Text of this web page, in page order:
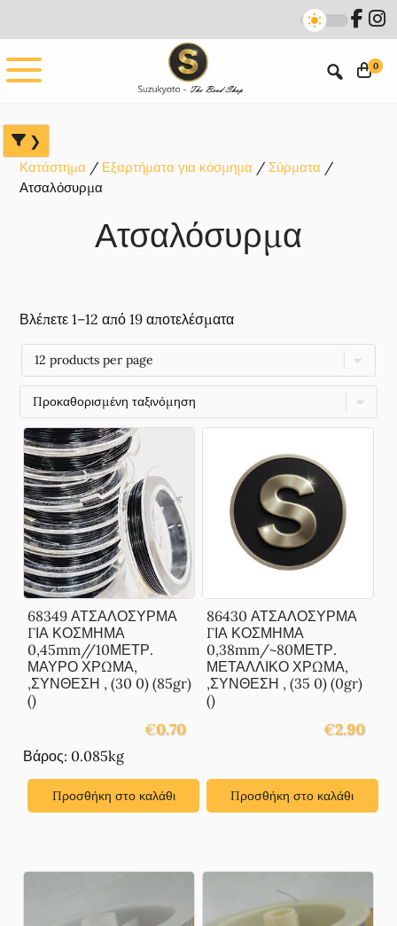
main
content
primary
sidebar
footer
0
Κατάστημα Εξαρτήματα για κόσμημα
Σύρματα
Ατσαλόσυρμα
Ατσαλόσυρμα
Βλέπετε 1–12 από 19 αποτελέσματα
68349 ΑΤΣΑΛΟΣΥΡΜΑ
ΓΙΑ ΚΟΣΜΗΜΑ
0,45mm//10ΜΕΤΡ.
ΜΑΥΡΟ ΧΡΩΜΑ,
,ΣΥΝΘΕΣΗ , (30 0) (85gr)
()
€0.70
Βάρος: 0.085kg
Προσθήκη στο καλάθι
86430 ΑΤΣΑΛΟΣΥΡΜΑ
ΓΙΑ ΚΟΣΜΗΜΑ
0,38mm/~80ΜΕΤΡ.
ΜΕΤΑΛΛΙΚΟ ΧΡΩΜΑ,
,ΣΥΝΘΕΣΗ , (35 0) (0gr)
()
€2.90
Προσθήκη στο καλάθι